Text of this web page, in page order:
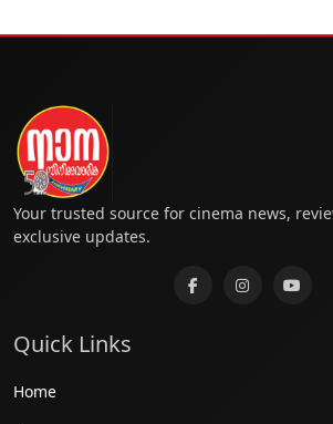
Your trusted source for cinema news,
exclusive updates.
Quick Links
Home